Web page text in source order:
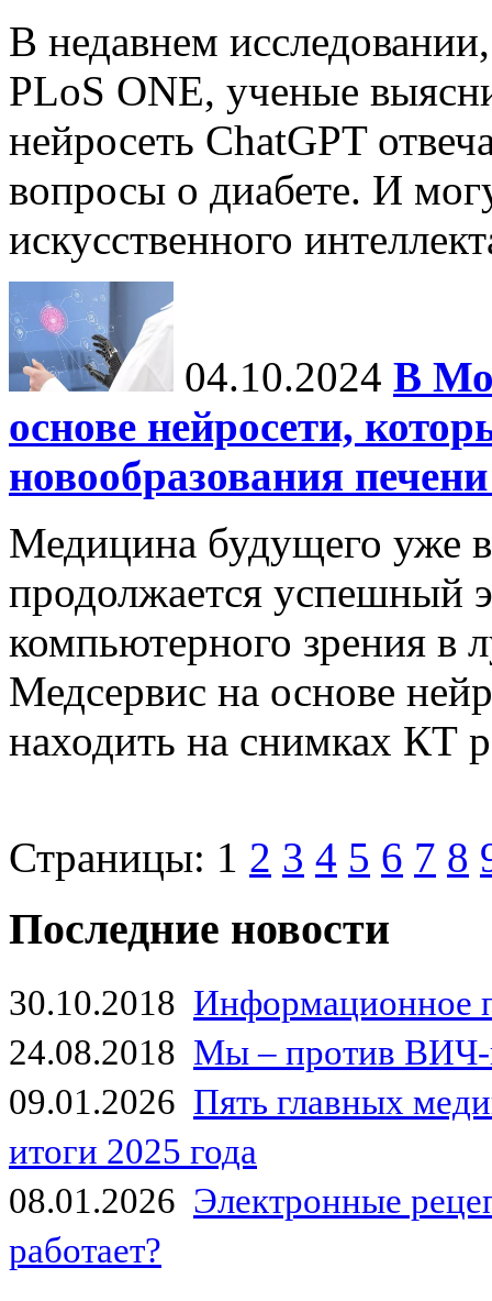
В недавнем
PLoS ONE, ученые
нейросеть ChatGPT
вопросы о диабете. И
искусственного
04.10.2024 В
основе нейросети,
новообразования
Медицина будущего уже
продолжается успешный
компьютерного зрения в
Медсервис на основе
находить на снимках КТ
Страницы: 1 2 3 4 5 6 7 8
Последние новости
30.10.2018 Информационное
24.08.2018 Мы – против
09.01.2026 Пять главных
итоги 2025 года
08.01.2026 Электронные
работает?